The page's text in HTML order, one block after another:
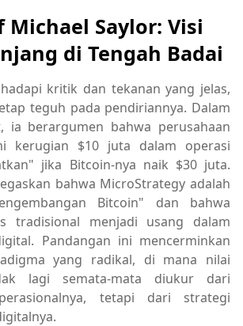
Michael Saylor: Visi
di Tengah Badai
kritik dan tekanan yang jelas,
teguh pada pendiriannya. Dalam
ia berargumen bahwa perusahaan
kerugian $10 juta dalam operasi
jika Bitcoin-nya naik $30 juta.
bahwa MicroStrategy adalah
Bitcoin" dan bahwa
tradisional menjadi usang dalam
Pandangan ini mencerminkan
yang radikal, di mana nilai
lagi semata-mata diukur dari
tetapi dari strategi